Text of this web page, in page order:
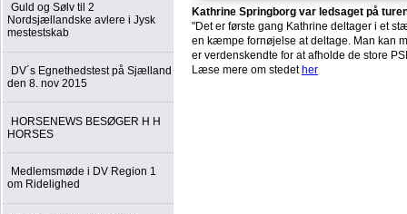
Guld og Sølv til 2
Nordsjællandske avlere i Jysk
mestestskab
DV´s Egnethedstest på Sjælland
den 8. nov 2015
HORSENEWS BESØGER H H
HORSES
Medlemsmøde i DV Region 1
om Ridelighed
Kathrine Springborg var ledsaget på
"Det er første gang Kathrine deltager i et
en kæmpe fornøjelse at deltage. Man kan
er verdenskendte for at afholde de store
Læse mere om stedet her